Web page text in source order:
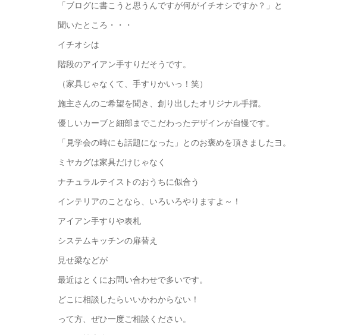
「ブログに書こうと思うんですが何がイチオシですか？」と
聞いたところ・・・
イチオシは
階段のアイアン手すりだそうです。
（家具じゃなくて、手すりかいっ！笑）
施主さんのご希望を聞き、創り出したオリジナル手摺。
優しいカーブと細部までこだわったデザインが自慢です。
「見学会の時にも話題になった」とのお褒めを頂きましたヨ。
ミヤカグは家具だけじゃなく
ナチュラルテイストのおうちに似合う
インテリアのことなら、いろいろやりますよ～！
アイアン手すりや表札
システムキッチンの扉替え
見せ梁などが
最近はとくにお問い合わせで多いです。
どこに相談したらいいかわからない！
って方、ぜひ一度ご相談ください。